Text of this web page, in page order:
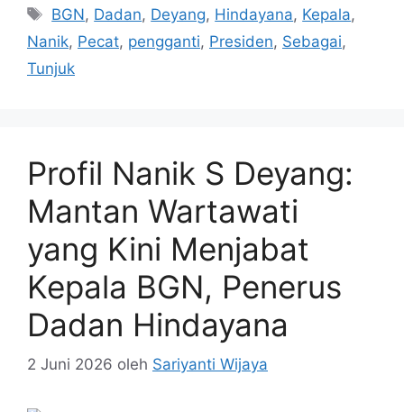
Tag
BGN, Dadan, Deyang, Hindayana, Kepala,
Nanik, Pecat, pengganti, Presiden, Sebagai,
Tunjuk
Profil Nanik S Deyang:
Mantan Wartawati
yang Kini Menjabat
Kepala BGN, Penerus
Dadan Hindayana
2 Juni 2026 oleh Sariyanti Wijaya